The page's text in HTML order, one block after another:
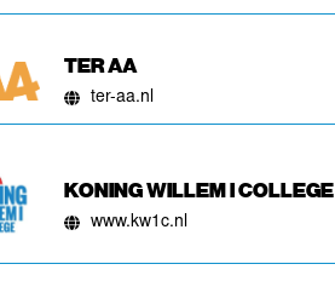
TER AA
ter-aa.nl
KONING WILLEM I COLLEGE
www.kw1c.nl